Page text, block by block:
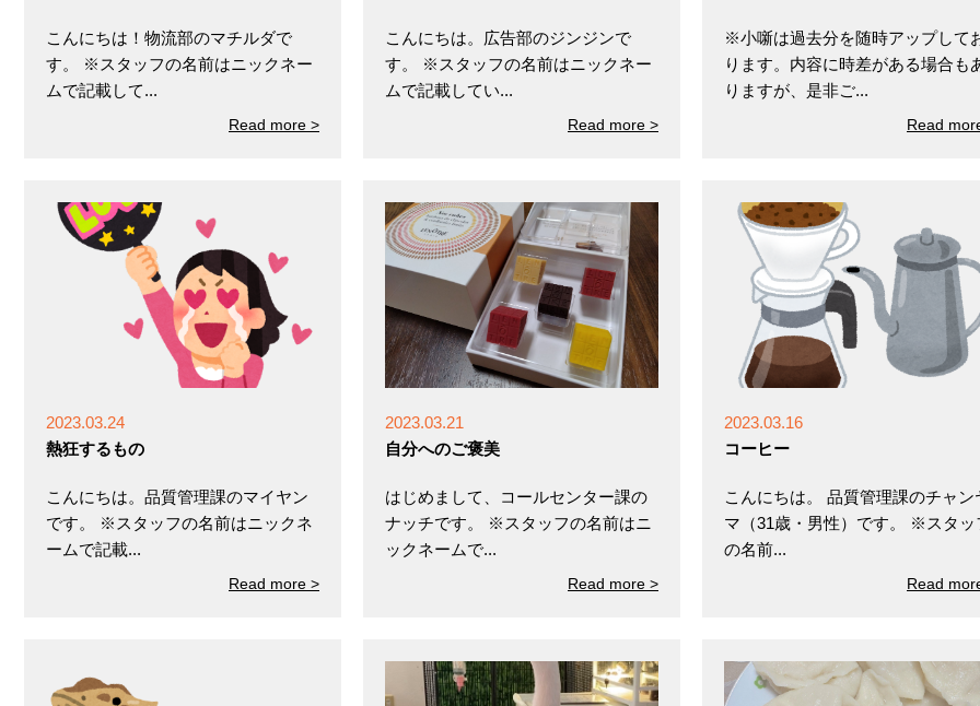
こんにちは！物流部のマチルダで
す。 ※スタッフの名前はニックネー
ムで記載して...
Read more >
こんにちは。広告部のジンジンで
す。 ※スタッフの名前はニックネー
ムで記載してい...
Read more >
※小噺は過去分を随時アップして
ります。内容に時差がある場合も
りますが、是非ご...
Read
2023.03.24
熱狂するもの
こんにちは。品質管理課のマイヤン
です。 ※スタッフの名前はニックネ
ームで記載...
Read more >
2023.03.21
自分へのご褒美
はじめまして、コールセンター課の
ナッチです。 ※スタッフの名前はニ
ックネームで...
Read more >
2023.03.16
コーヒー
こんにちは。 品質管理課のチャン
マ（31歳・男性）です。 ※スタッ
の名前...
Read